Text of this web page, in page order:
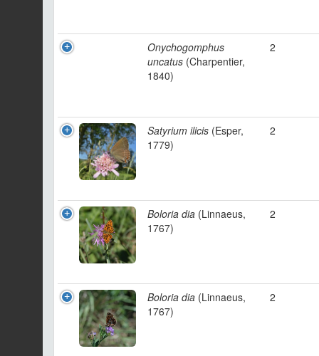
Onychogomphus
uncatus (Charpentier,
1840)
2
Satyrium ilicis (Esper,
1779)
2
Boloria dia (Linnaeus,
1767)
2
Boloria dia (Linnaeus,
1767)
2